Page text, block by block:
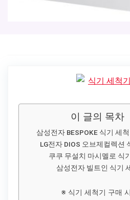
이 글의 목차
삼성전자 BESPOKE 식기 세
LG전자 DIOS 오브제컬렉션
쿠쿠 무설치 마시멜로 식
삼성전자 빌트인 식기
※ 식기 세척기 구매